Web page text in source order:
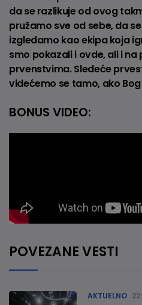
da se razlikuje od ovog
pružamo sve od sebe, da
izgledamo kao ekipa koja
smo pokazali i ovde, ali i
prvenstvima. Sledeće
videćemo se tamo, ako
BONUS VIDEO:
POVEZANE VESTI
AKTUELNO